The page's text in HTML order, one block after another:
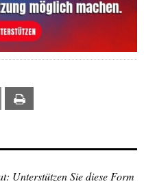
Email
Unterstützen Sie diese Form